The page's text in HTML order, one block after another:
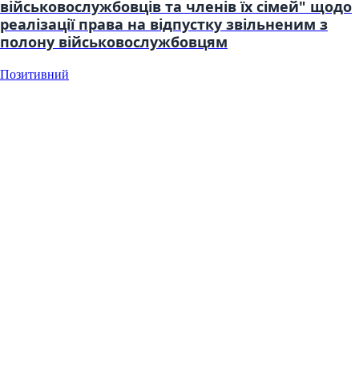
військовослужбовців та членів їх сімей" щодо
реалізації права на відпустку звільненим з
полону військовослужбовцям
Позитивний